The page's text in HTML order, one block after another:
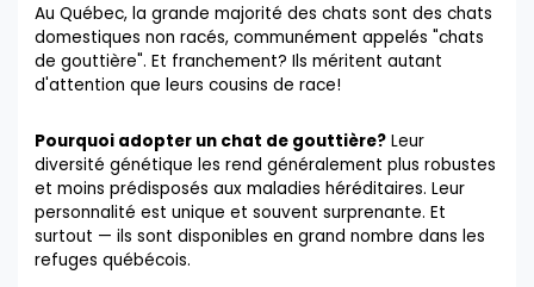
Au Québec, la grande majorité des chats sont des chats
domestiques non racés, communément appelés "chats
de gouttière". Et franchement? Ils méritent autant
d'attention que leurs cousins de race!
Pourquoi adopter un chat de gouttière? Leur
diversité génétique les rend généralement plus robustes
et moins prédisposés aux maladies héréditaires. Leur
personnalité est unique et souvent surprenante. Et
surtout — ils sont disponibles en grand nombre dans les
refuges québécois.